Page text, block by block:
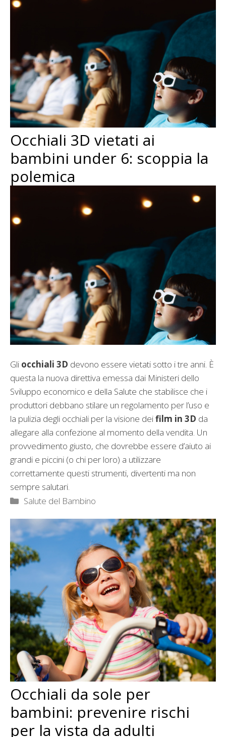
Occhiali 3D vietati ai
bambini under 6: scoppia la
polemica
Gli occhiali 3D devono essere vietati sotto i tre anni. È
questa la nuova direttiva emessa dai Ministeri dello
Sviluppo economico e della Salute che stabilisce che i
produttori debbano stilare un regolamento per l’uso e
la pulizia degli occhiali per la visione deifilm in 3D da
allegare alla confezione al momento della vendita. Un
provvedimento giusto, che dovrebbe essere d’aiuto ai
grandi e piccini (o chi per loro) a utilizzare
correttamente questi strumenti, divertenti ma non
sempre salutari.
Categorie
Salute del Bambino
Occhiali da sole per
bambini: prevenire rischi
per la vista da adulti